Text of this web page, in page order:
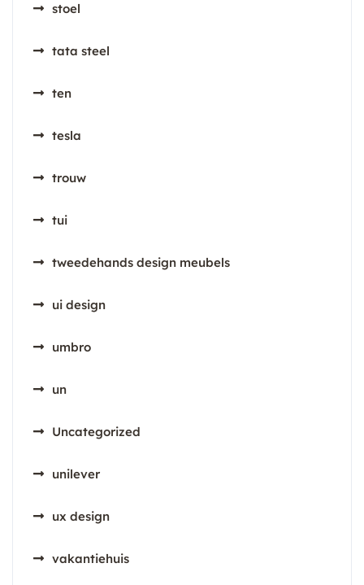
stoel
tata steel
ten
tesla
trouw
tui
tweedehands design meubels
ui design
umbro
un
Uncategorized
unilever
ux design
vakantiehuis